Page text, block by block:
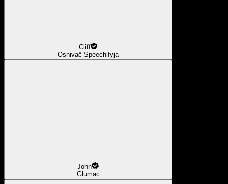
Cliff
Osnivač Speechifyja
John
Glumac